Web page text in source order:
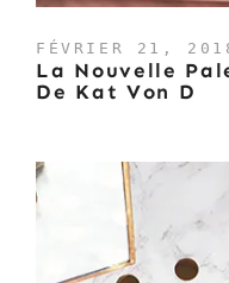
FÉVRIER 21,
La Nouvelle
De Kat Von D